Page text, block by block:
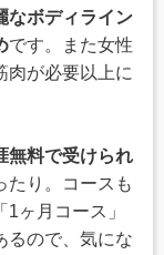
なボディライン
です。また女性
肉が必要以上に
無料で受けられ
たり。コースも
ヶ月コース」
るので、気にな